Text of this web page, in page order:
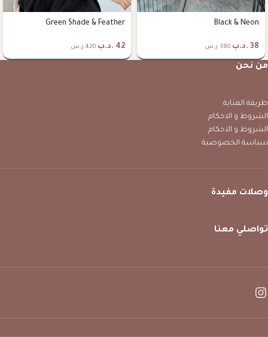
Black & Neon
38 .د.ب 380 ر.س
Green Shade & Feather
42 .د.ب 420 ر.س
من نحن
طريقة العناية
الشروط و الاحكام
الشروط و الاحكام
سياسة الخصوصية
وصلات مفيدة
تواصلي معنا